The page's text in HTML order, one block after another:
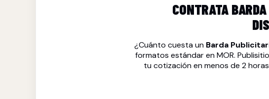
CONTRATA
¿Cuánto cuesta un Barda
formatos estándar en MOR.
tu cotización en menos de 2